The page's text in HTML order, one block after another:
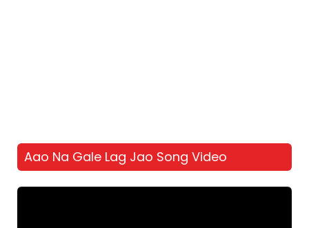
Aao Na Gale Lag Jao Song Video